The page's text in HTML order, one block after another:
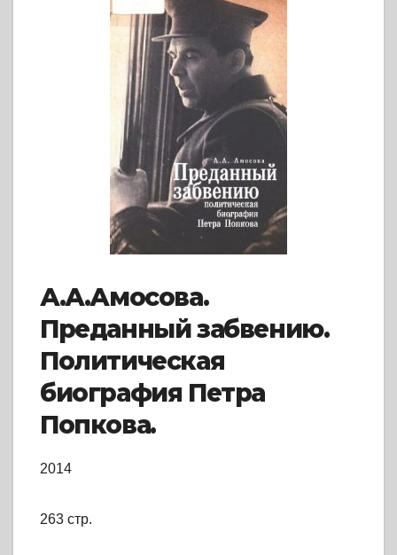
А.А.Амосова.
Преданный забвению.
Политическая
биография Петра
Попкова.
2014
263 стр.